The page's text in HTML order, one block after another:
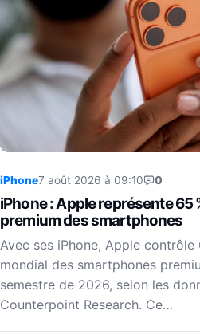
iPhone7 août 2026 à 09:10 0
iPhone : Apple représente 65
premium des smartphones
Avec ses iPhone, Apple contrôle
mondial des smartphones
semestre de 2026, selon les
Counterpoint Research. Ce…